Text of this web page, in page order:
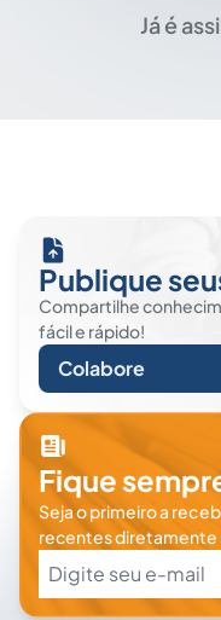
Já é
Publique
Compartilhe
fácil e rápido!
Colabore
Fique
Seja o primeiro a
recentes diretamente